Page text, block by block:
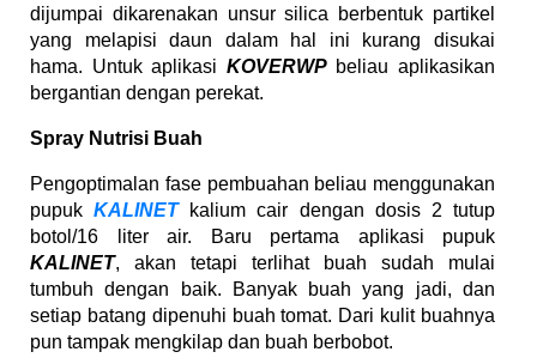
dijumpai dikarenakan unsur silica berbentuk partikel
yang melapisi daun dalam hal ini kurang disukai
hama. Untuk aplikasi KOVERWPbeliau aplikasikan
bergantian dengan perekat.
Spray Nutrisi Buah
Pengoptimalan fase pembuahan beliau menggunakan
pupukKALINETkalium cair dengan dosis 2 tutup
botol/16 liter air. Baru pertama aplikasi pupuk
KALINET, akan tetapi terlihat buah sudah mulai
tumbuh dengan baik. Banyak buah yang jadi, dan
setiap batang dipenuhi buah tomat. Dari kulit buahnya
pun tampak mengkilap dan buah berbobot.